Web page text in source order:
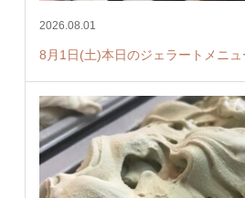
2026.08.01
8月1日(土)本日のジェラートメニ